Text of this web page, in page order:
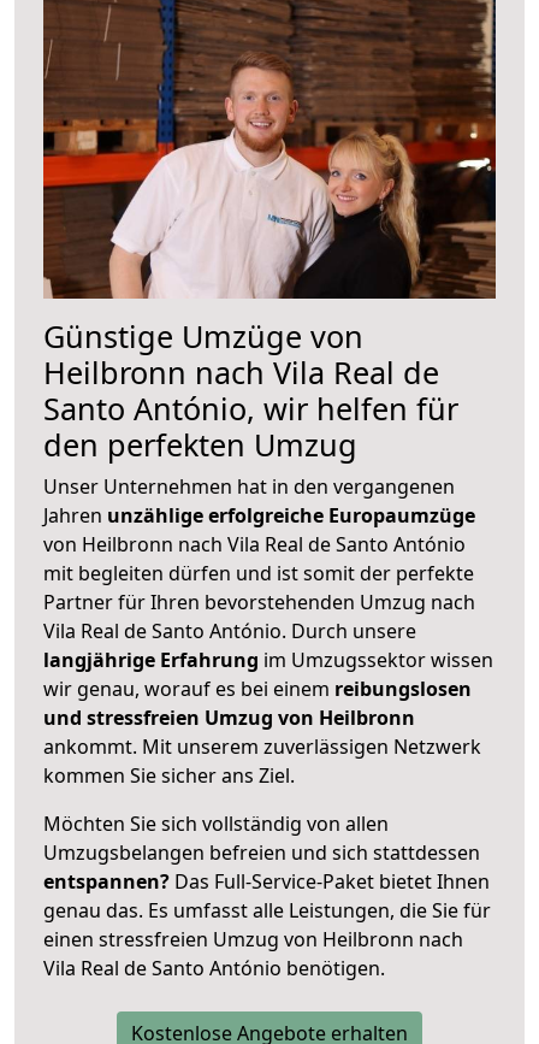
Günstige Umzüge von
Heilbronn nach Vila Real de
Santo António, wir helfen für
den perfekten Umzug
Unser Unternehmen hat in den vergangenen
Jahren unzählige erfolgreiche Europaumzüge
von Heilbronn nach Vila Real de Santo António
mit begleiten dürfen und ist somit der perfekte
Partner für Ihren bevorstehenden Umzug nach
Vila Real de Santo António. Durch unsere
langjährige Erfahrung im Umzugssektor wissen
wir genau, worauf es bei einem reibungslosen
und stressfreien Umzug von Heilbronn
ankommt. Mit unserem zuverlässigen Netzwerk
kommen Sie sicher ans Ziel.
Möchten Sie sich vollständig von allen
Umzugsbelangen befreien und sich stattdessen
entspannen? Das Full-Service-Paket bietet Ihnen
genau das. Es umfasst alle Leistungen, die Sie für
einen stressfreien Umzug von Heilbronn nach
Vila Real de Santo António benötigen.
Kostenlose Angebote erhalten